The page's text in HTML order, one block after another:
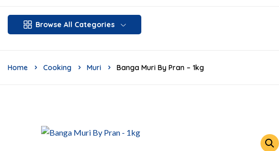
Browse All Categories
Home Cooking Muri Banga Muri By Pran – 1kg